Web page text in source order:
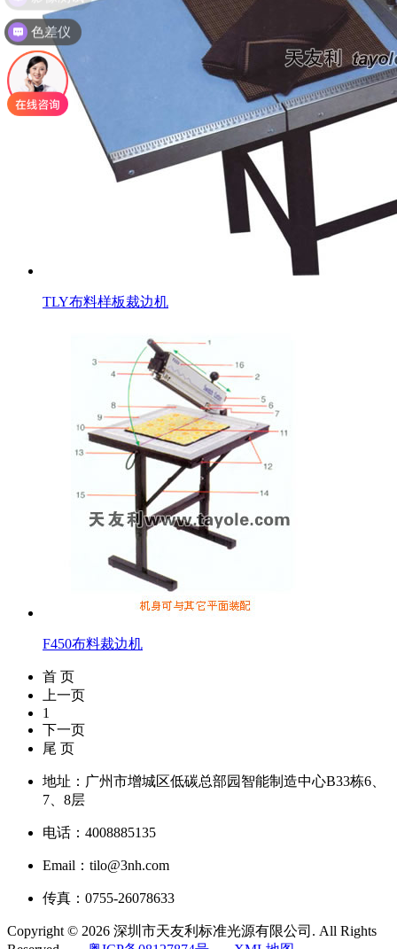
TLY布料样板裁边机
F450布料裁边机
首 页
上一页
1
下一页
尾 页
地址：广州市增城区低碳总部园智能制造中心B33栋6、
7、8层
电话：4008885135
Email：tilo@3nh.com
传真：0755-26078633
Copyright © 2026 深圳市天友利标准光源有限公司. All Rights
色差仪